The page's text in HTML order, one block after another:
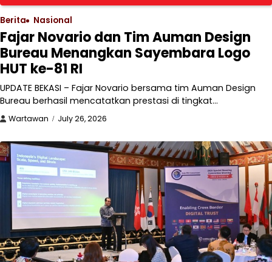
Berita Nasional
Fajar Novario dan Tim Auman Design
Bureau Menangkan Sayembara Logo
HUT ke-81 RI
UPDATE BEKASI – Fajar Novario bersama tim Auman Design
Bureau berhasil mencatatkan prestasi di tingkat…
Wartawan July 26, 2026